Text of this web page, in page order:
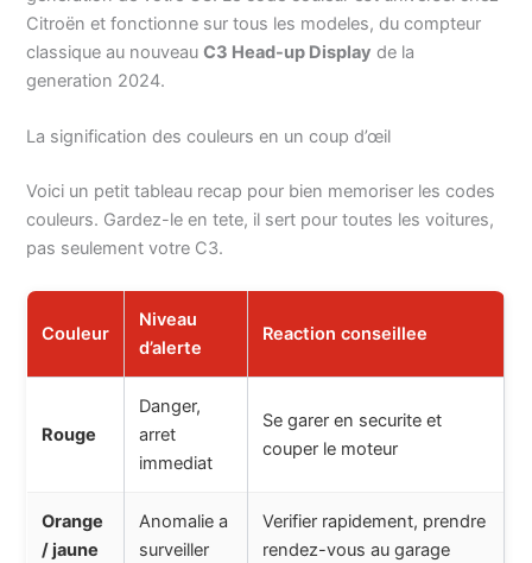
Citroën et fonctionne sur tous les modeles, du compteur
classique au nouveauC3 Head-up Display de la
generation 2024.
La signification des couleurs en un coup d’œil
Voici un petit tableau recap pour bien memoriser les codes
couleurs. Gardez-le en tete, il sert pour toutes les voitures,
pas seulement votre C3.
Couleur
Niveau
d’alerte
Reaction conseillee
Rouge
Danger,
arret
immediat
Se garer en securite et
couper le moteur
Orange
/ jaune
Anomalie a
surveiller
Verifier rapidement, prendre
rendez-vous au garage